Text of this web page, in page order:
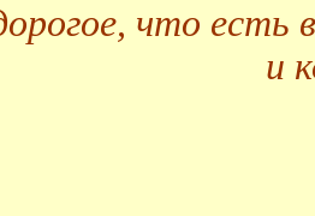
что есть
и